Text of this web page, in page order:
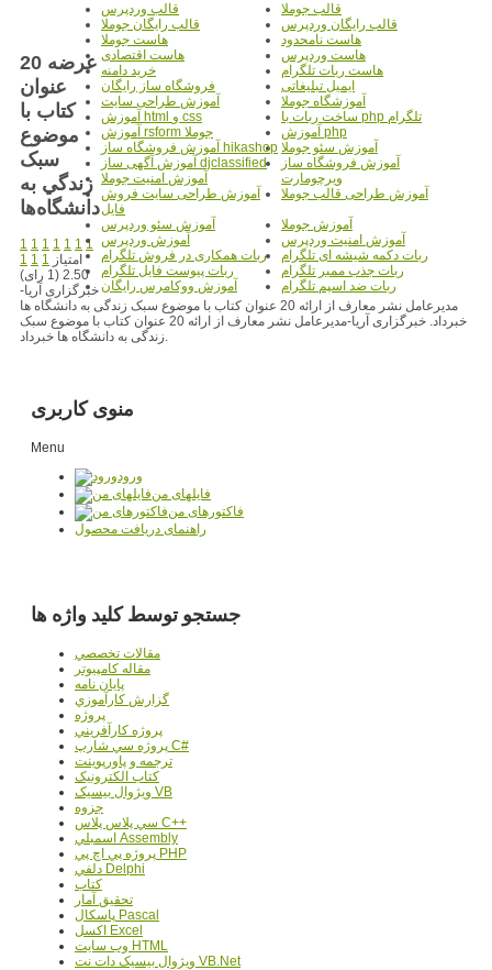
قالب جوملا
قالب وردپرس
قالب رایگان وردپرس
قالب رایگان جوملا
هاست نامحدود
هاست جوملا
هاست وردپرس
هاست اقتصادی
هاست ربات تلگرام
خرید دامنه
ایمیل تبلیغاتی
فروشگاه ساز رایگان
آموزشگاه جوملا
آموزش طراحی سایت
ساخت ربات با php تلگرام
آموزش html و css
آموزش php
آموزش rsform جوملا
آموزش سئو جوملا آموزش فروشگاه ساز hikashop
آموزش فروشگاه ساز
ویرچومارت
آموزش آگهی ساز djclassified
آموزش امنیت جوملا
آموزش طراحی قالب جوملا
آموزش طراحی سایت فروش
فایل
آموزش جوملا
آموزش سئو وردپرس
آموزش امنیت وردپرس
آموزش وردپرس
ربات دکمه شیشه ای تلگرام
ربات همکاری در فروش تلگرام
ربات جذب ممبر تلگرام
ربات پیوست فایل تلگرام
ربات ضد اسپم تلگرام
آموزش ووکامرس رایگان
عرضه 20
عنوان
کتاب با
موضوع
سبک
زندگي به
دانشگاه‌ها
1 1 1 1 1 1 1
1 1 1 امتیاز
2.50 (1 رای)
خبرگزاری آریا-
مدیرعامل نشر معارف از ارائه 20 عنوان کتاب با موضوع سبک زندگی به دانشگاه ها
خبرداد. خبرگزاری آریا-مدیرعامل نشر معارف از ارائه 20 عنوان کتاب با موضوع سبک
زندگی به دانشگاه ها خبرداد.
منوی کاربری
Menu
ورود
فایلهای من
فاکتورهای من
راهنمای دریافت محصول
جستجو توسط کلید واژه ها
مقالات تخصصي
مقاله کامپیوتر
پایان نامه
گزارش کارآموزي
پروژه
پروژه کارآفريني
پروژه سي شارپ C#
ترجمه و پاورپوينت
کتاب الکترونيک
ويژوال بيسيک VB
جزوه
سي پلاس پلاس C++
اسمبلي Assembly
پروژه پي اچ پي PHP
دلفي Delphi
کتاب
تحقيق آمار
پاسکال Pascal
اکسل Excel
وب سايت HTML
ويژوال بيسيک دات نت VB.Net